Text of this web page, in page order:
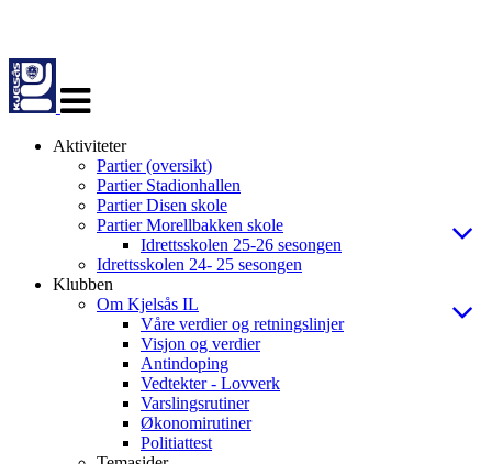
navigasjon
Aktiviteter
Partier (oversikt)
Partier Stadionhallen
Partier Disen skole
Partier Morellbakken skole
Idrettsskolen 25-26 sesongen
Idrettsskolen 24- 25 sesongen
Klubben
Om Kjelsås IL
Våre verdier og retningslinjer
Visjon og verdier
Antindoping
Vedtekter - Lovverk
Varslingsrutiner
Økonomirutiner
Politiattest